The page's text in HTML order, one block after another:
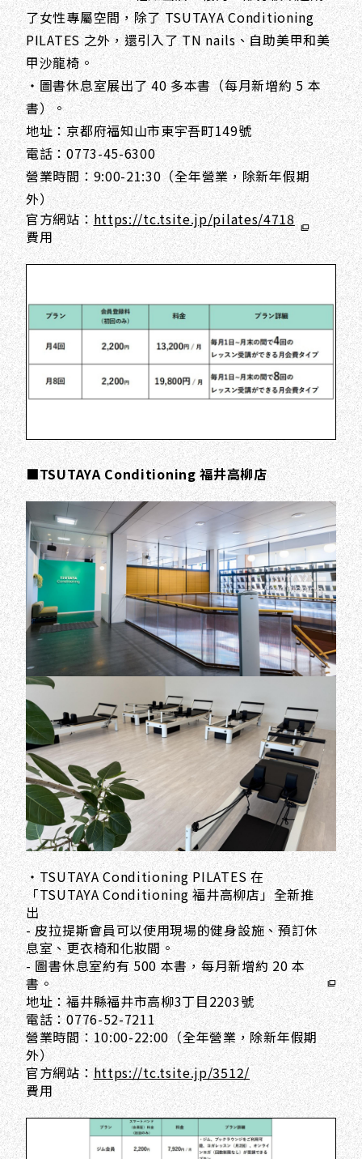
了女性專屬空間，除了 TSUTAYA Conditioning
PILATES 之外，還引入了 TN nails、自助美甲和美
甲沙龍椅。
・圖書休息室展出了 40 多本書（每月新增約 5 本
書）。
地址：京都府福知山市東宇吾町149號
電話：0773-45-6300
營業時間：9:00-21:30（全年營業，除新年假期
外）
官方網站：https://tc.tsite.jp/pilates/4718
費用
■TSUTAYA Conditioning 福井高柳店
・TSUTAYA Conditioning PILATES 在
「TSUTAYA Conditioning 福井高柳店」全新推
出
- 皮拉提斯會員可以使用現場的健身設施、預訂休
息室、更衣椅和化妝間。
- 圖書休息室約有 500 本書，每月新增約 20 本
書。
地址：福井縣福井市高柳3丁目2203號
電話：0776-52-7211
營業時間：10:00-22:00（全年營業，除新年假期
外）
官方網站：https://tc.tsite.jp/3512/
費用